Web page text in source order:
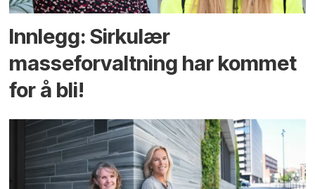
Innlegg: Sirkulær
masseforvaltning har kommet
for å bli!